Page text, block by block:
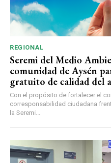
REGIONAL
Seremi del Medio
comunidad de Aysén
gratuito de calidad del
Con el propósito de fortalecer el
corresponsabilidad ciudadana
la Seremi...